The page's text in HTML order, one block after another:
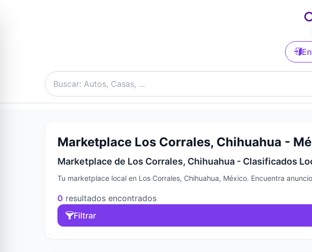
Marketplace Los Corrales, Chihuahua -
Marketplace de Los Corrales, Chihuahua - Clasificados
Tu marketplace local en Los Corrales, Chihuahua, México. Encuentra
0 resultados encontrados
Filtrar